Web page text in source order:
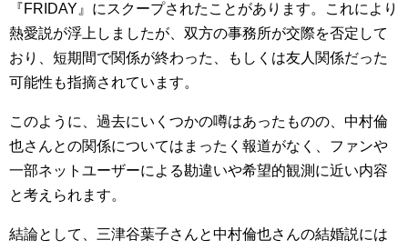
『FRIDAY』にスクープされたことがあります。これにより
熱愛説が浮上しましたが、双方の事務所が交際を否定して
おり、短期間で関係が終わった、もしくは友人関係だった
可能性も指摘されています。
このように、過去にいくつかの噂はあったものの、中村倫
也さんとの関係についてはまったく報道がなく、ファンや
一部ネットユーザーによる勘違いや希望的観測に近い内容
と考えられます。
結論として、三津谷葉子さんと中村倫也さんの結婚説には